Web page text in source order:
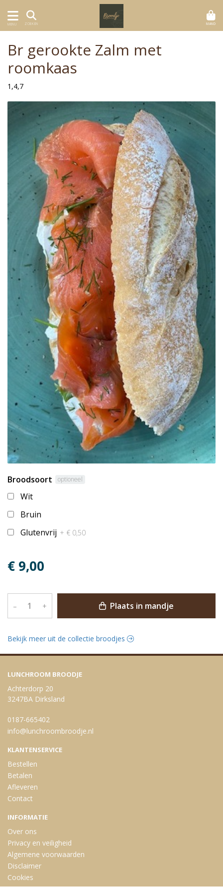
MENU ZOEKEN MAND
Br gerookte Zalm met
roomkaas
1,4,7
Broodsoort optioneel
Wit
Bruin
Glutenvrij + € 0,50
€ 9,00
– + Plaats in mandje
Bekijk meer uit de collectie broodjes
LUNCHROOM BROODJE
Achterdorp 20
3247BA Dirksland
0187-665402
info@lunchroombroodje.nl
KLANTENSERVICE
Bestellen
Betalen
Afleveren
Contact
INFORMATIE
Over ons
Privacy en veiligheid
Algemene voorwaarden
Disclaimer
Cookies